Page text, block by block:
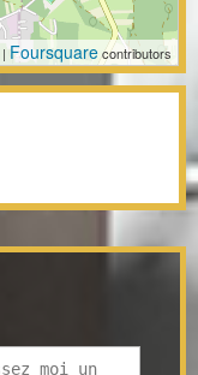
|Foursquarecontributors